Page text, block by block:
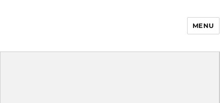
Enfance Made in
MENU